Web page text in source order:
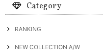
Category
RANKING
NEW COLLECTION A/W